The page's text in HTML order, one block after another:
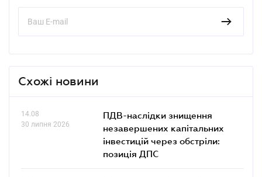
Схожі новини
14.08
30 липня 2026
ПДВ-наслідки знищення
незавершених капітальних
інвестицій через обстріли:
позиція ДПС